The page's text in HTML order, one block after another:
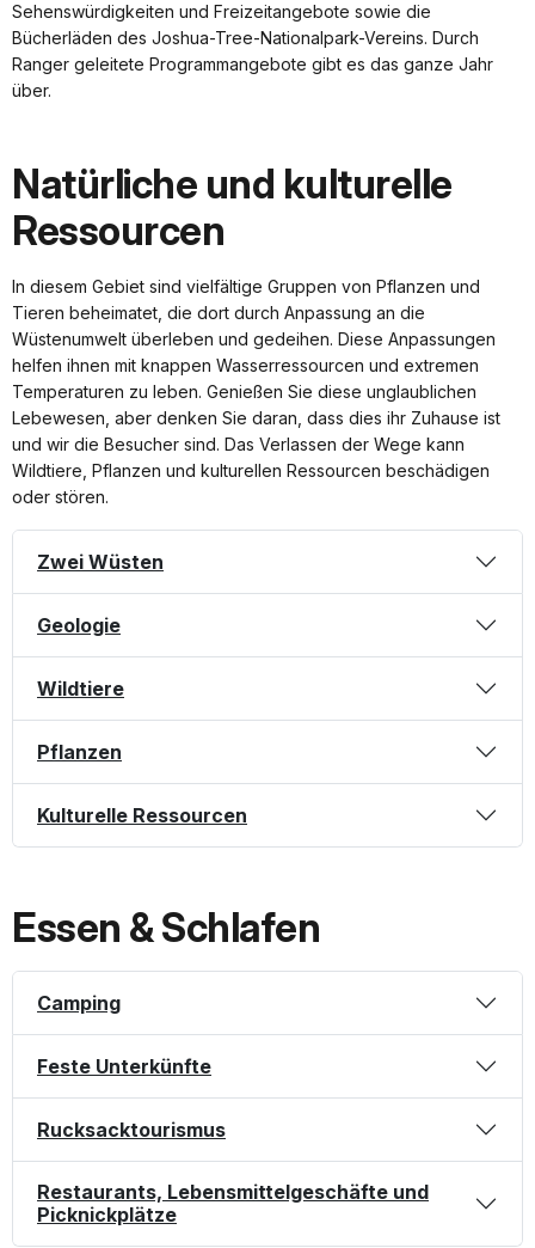
Sehenswürdigkeiten und Freizeitangebote sowie die
Bücherläden des Joshua-Tree-Nationalpark-Vereins. Durch
Ranger geleitete Programmangebote gibt es das ganze Jahr
über.
Natürliche und kulturelle
Ressourcen
In diesem Gebiet sind vielfältige Gruppen von Pflanzen und
Tieren beheimatet, die dort durch Anpassung an die
Wüstenumwelt überleben und gedeihen. Diese Anpassungen
helfen ihnen mit knappen Wasserressourcen und extremen
Temperaturen zu leben. Genießen Sie diese unglaublichen
Lebewesen, aber denken Sie daran, dass dies ihr Zuhause ist
und wir die Besucher sind. Das Verlassen der Wege kann
Wildtiere, Pflanzen und kulturellen Ressourcen beschädigen
oder stören.
Zwei Wüsten
Geologie
Wildtiere
Pflanzen
Kulturelle Ressourcen
Essen & Schlafen
Camping
Feste Unterkünfte
Rucksacktourismus
Restaurants, Lebensmittelgeschäfte und
Picknickplätze